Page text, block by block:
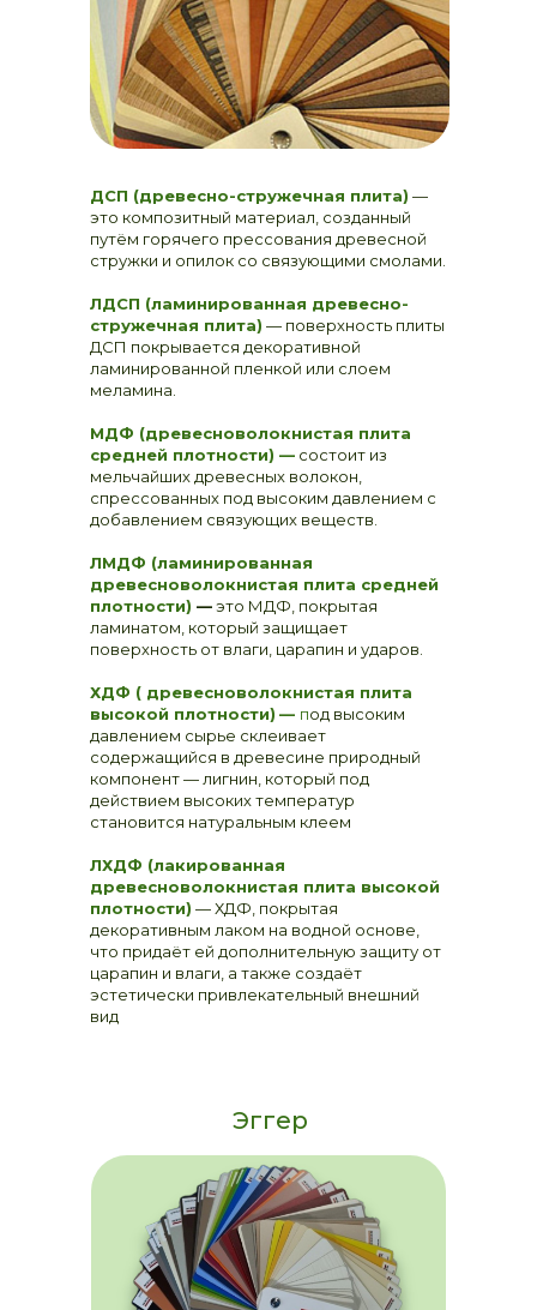
ДСП (древесно-стружечная плита) —
это композитный материал, созданный
путём горячего прессования древесной
стружки и опилок со связующими смолами.
ЛДСП (ламинированная древесно-
стружечная плита) — поверхность плиты
ДСП покрывается декоративной
ламинированной пленкой или слоем
меламина.
МДФ (древесноволокнистая плита
средней плотности) — состоит из
мельчайших древесных волокон,
спрессованных под высоким давлением с
добавлением связующих веществ.
ЛМДФ (ламинированная
древесноволокнистая плита средней
плотности) —это МДФ, покрытая
ламинатом, который защищает
поверхность от влаги, царапин и ударов.
ХДФ ( древесноволокнистая плита
высокой плотности) — под высоким
давлением сырье склеивает
содержащийся в древесине природный
компонент — лигнин, который под
действием высоких температур
становится натуральным клеем
ЛХДФ (лакированная
древесноволокнистая плита высокой
плотности) — ХДФ, покрытая
декоративным лаком на водной основе,
что придаёт ей дополнительную защиту от
царапин и влаги, а также создаёт
эстетически привлекательный внешний
вид
Эггер